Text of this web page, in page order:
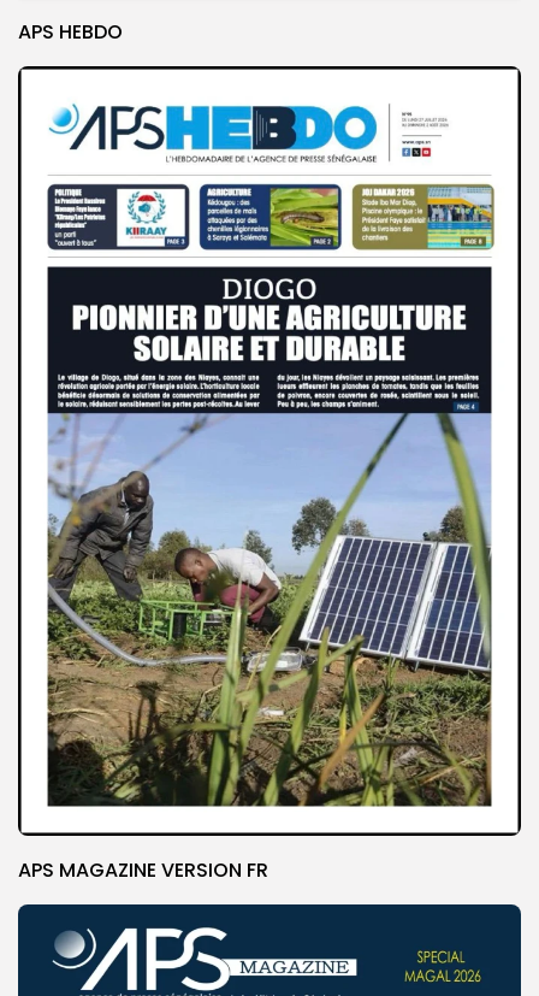
APS HEBDO
APS MAGAZINE VERSION FR